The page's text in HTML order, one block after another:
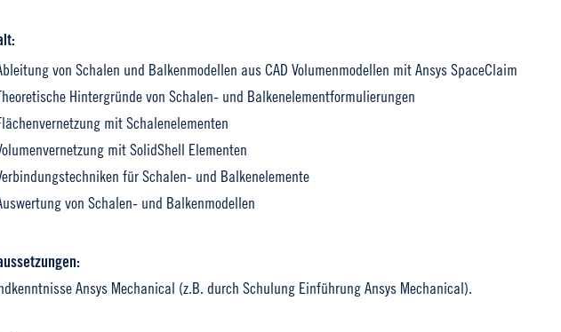
von Schalen und Balkenmodellen aus CAD Volumenmodellen mit Ansys SpaceClaim
Hintergründe von Schalen- und Balkenelementformulierungen
mit Schalenelementen
mit SolidShell Elementen
für Schalen- und Balkenelemente
von Schalen- und Balkenmodellen
Ansys Mechanical (z.B. durch Schulung Einführung Ansys Mechanical).